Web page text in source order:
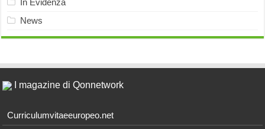
News
I magazine di Qonnetwork
Curriculumvitaeeuropeo.net